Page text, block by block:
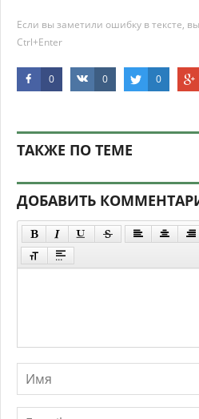
Если вы заметили ошибку в тексте,
Ctrl+Enter
0 0 0
ТАКЖЕ ПО ТЕМЕ
ДОБАВИТЬ